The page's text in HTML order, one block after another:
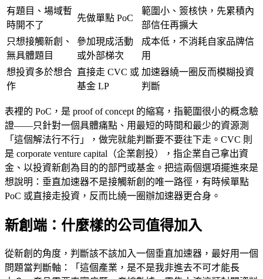
有題目、場域暫
時開不了
先做單點 PoC
範圍小、簽核快，先累積內
部信任再擴大
只想接觸新創、
無具體題目
參加現成活動
或外部梯次
成本低，不消耗自家品牌信
用
想投資多於想合
作
直接走 CVC 或
基金 LP
加速器繞一圈反而模糊投資
判斷
表裡的 PoC，是 proof of concept 的縮寫，指範圍很小的概念驗
證——只針對一個具體痛點、用最短的時間和最少的資源測
「這個解法行不行」，做完就能判斷要不要往下走。CVC 則
是 corporate venture capital（企業創投），指企業自己拿出資
金、以投資新創為目的的部門或基金。把這兩個選項擺進來是
想說明：垂直加速器不是接觸新創的唯一路徑，有時候單點
PoC 或直接走投資，反而比繞一圈辦加速器更合身。
新創端：什麼樣的公司值得加入
從新創的角度，判斷該不該加入一個垂直加速器，最好用一個
問題當判斷軸：「這個產業，是不是我非進去不可才能長